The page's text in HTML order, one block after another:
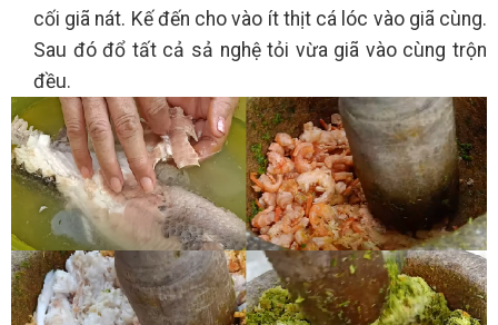
cối giã nát. Kế đến cho vào ít thịt cá lóc vào giã cùng.
Sau đó đổ tất cả sả nghệ tỏi vừa giã vào cùng trộn
đều.